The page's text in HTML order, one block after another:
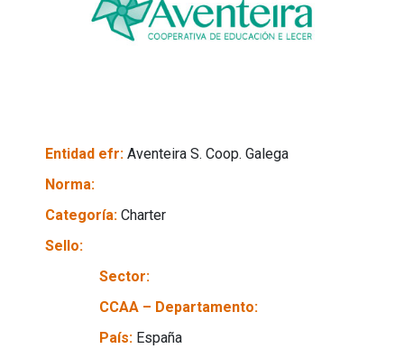
Entidad efr: Aventeira S. Coop. Galega
Norma:
Categoría: Charter
Sello:
Sector:
CCAA – Departamento:
País: España